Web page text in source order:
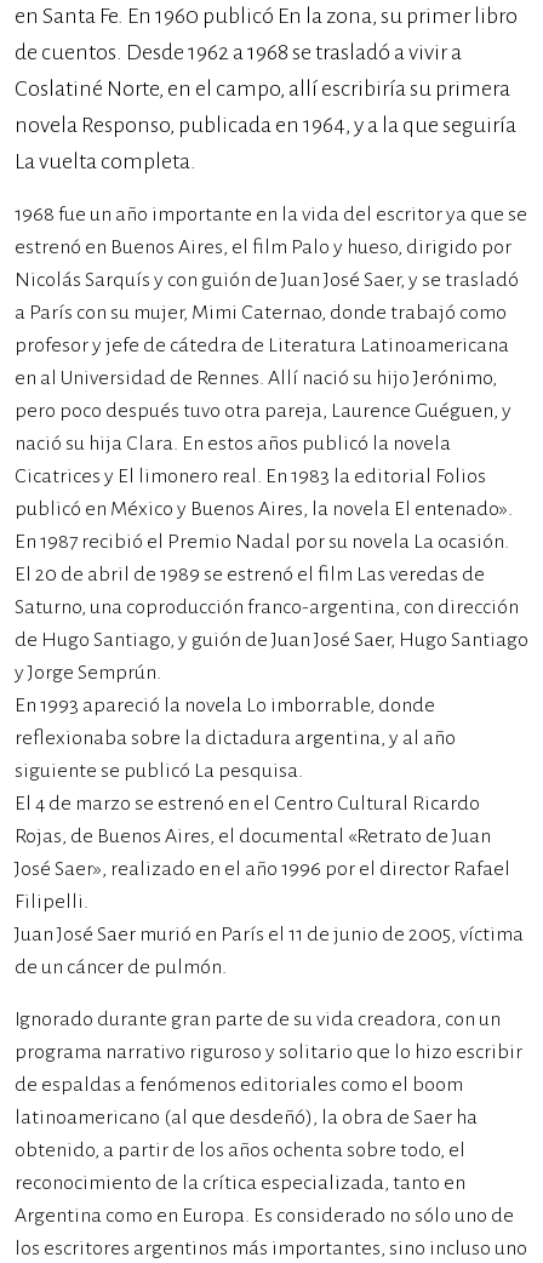
en Santa Fe. En 1960 publicó En la zona, su primer libro
de cuentos. Desde 1962 a 1968 se trasladó a vivir a
Coslatiné Norte, en el campo, allí escribiría su primera
novela Responso, publicada en 1964, y a la que seguiría
La vuelta completa.
1968 fue un año importante en la vida del escritor ya que se
estrenó en Buenos Aires, el film Palo y hueso, dirigido por
Nicolás Sarquís y con guión de Juan José Saer, y se trasladó
a París con su mujer, Mimi Caternao, donde trabajó como
profesor y jefe de cátedra de Literatura Latinoamericana
en al Universidad de Rennes. Allí nació su hijo Jerónimo,
pero poco después tuvo otra pareja, Laurence Guéguen, y
nació su hija Clara. En estos años publicó la novela
Cicatrices y El limonero real. En 1983 la editorial Folios
publicó en México y Buenos Aires, la novela El entenado».
En 1987 recibió el Premio Nadal por su novela La ocasión.
El 20 de abril de 1989 se estrenó el film Las veredas de
Saturno, una coproducción franco-argentina, con dirección
de Hugo Santiago, y guión de Juan José Saer, Hugo Santiago
y Jorge Semprún.
En 1993 apareció la novela Lo imborrable, donde
reflexionaba sobre la dictadura argentina, y al año
siguiente se publicó La pesquisa.
El 4 de marzo se estrenó en el Centro Cultural Ricardo
Rojas, de Buenos Aires, el documental «Retrato de Juan
José Saer», realizado en el año 1996 por el director Rafael
Filipelli.
Juan José Saer murió en París el 11 de junio de 2005, víctima
de un cáncer de pulmón.
Ignorado durante gran parte de su vida creadora, con un
programa narrativo riguroso y solitario que lo hizo escribir
de espaldas a fenómenos editoriales como el boom
latinoamericano (al que desdeñó), la obra de Saer ha
obtenido, a partir de los años ochenta sobre todo, el
reconocimiento de la crítica especializada, tanto en
Argentina como en Europa. Es considerado no sólo uno de
los escritores argentinos más importantes, sino incluso uno